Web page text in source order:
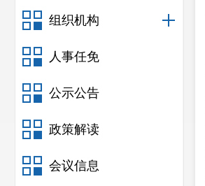
组织机构
人事任免
公示公告
政策解读
会议信息